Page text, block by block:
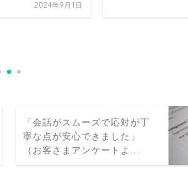
2024年9月1日
「会話がスムーズで応対が丁
寧な点が安心できました」
（お客さまアンケートよ...